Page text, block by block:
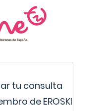
tu consulta
de EROSKI